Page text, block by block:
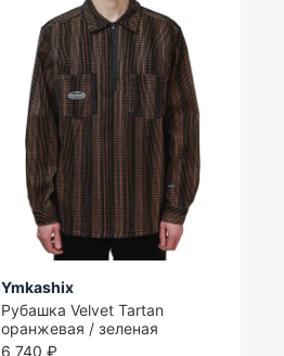
Ymkashix
Рубашка Velvet Tartan
оранжевая / зеленая
6 740 ₽